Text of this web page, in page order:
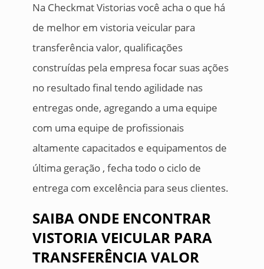
Na Checkmat Vistorias você acha o que há
de melhor em vistoria veicular para
transferência valor, qualificações
construídas pela empresa focar suas ações
no resultado final tendo agilidade nas
entregas onde, agregando a uma equipe
com uma equipe de profissionais
altamente capacitados e equipamentos de
última geração , fecha todo o ciclo de
entrega com excelência para seus clientes.
SAIBA ONDE ENCONTRAR
VISTORIA VEICULAR PARA
TRANSFERÊNCIA VALOR